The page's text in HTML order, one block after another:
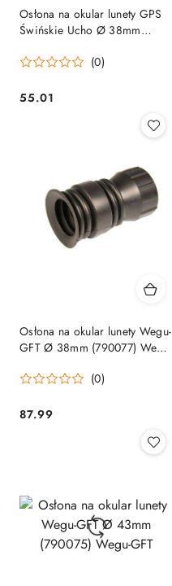
Osłona na okular lunety GPS
Świńskie Ucho Ø 38mm
(0)
Cena:
55.01
Osłona na okular lunety Wegu-
GFT Ø 38mm (790077) Wegu-
(0)
Cena:
87.99